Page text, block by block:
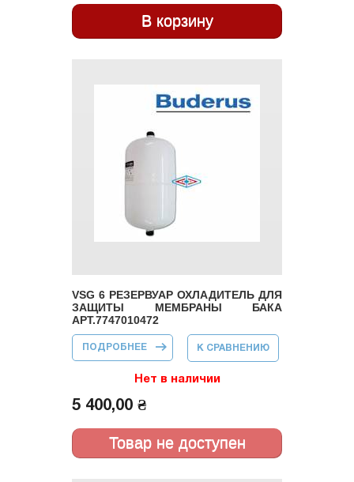
VSG 6 РЕЗЕРВУАР ОХЛАДИТЕЛЬ ДЛЯ
ЗАЩИТЫ МЕМБРАНЫ БАКА
АРТ.7747010472
5 400,00 ₴
К СРАВНЕНИЮ
Нет в наличии
ПОДРОБНЕЕ О VSG 6
РЕЗЕРВУАР
ДЛЯ ЗАЩИТЫ
МЕМБРАНЫ